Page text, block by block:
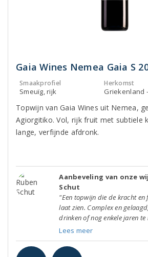
Gaia Wines Nemea Gaia S
Smaakprofiel
Smeuïg, rijk
Herkomst
Griekenland
Topwijn van Gaia Wines uit Nemea,
Agiorgitiko. Vol, rijk fruit met subtiele
lange, verfijnde afdronk.
Aanbeveling van onze
Schut
"Een topwijn die de kracht en
laat zien. Complex en
drinken of nog enkele jaren
Lees meer